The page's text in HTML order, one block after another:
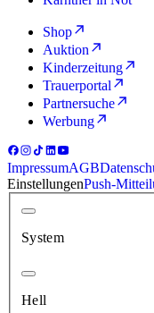
Shop
Auktion
Kinderzeitung
Trauerportal
Partnersuche
Werbung
ImpressumAGB
EinstellungenPush-
System
Hell